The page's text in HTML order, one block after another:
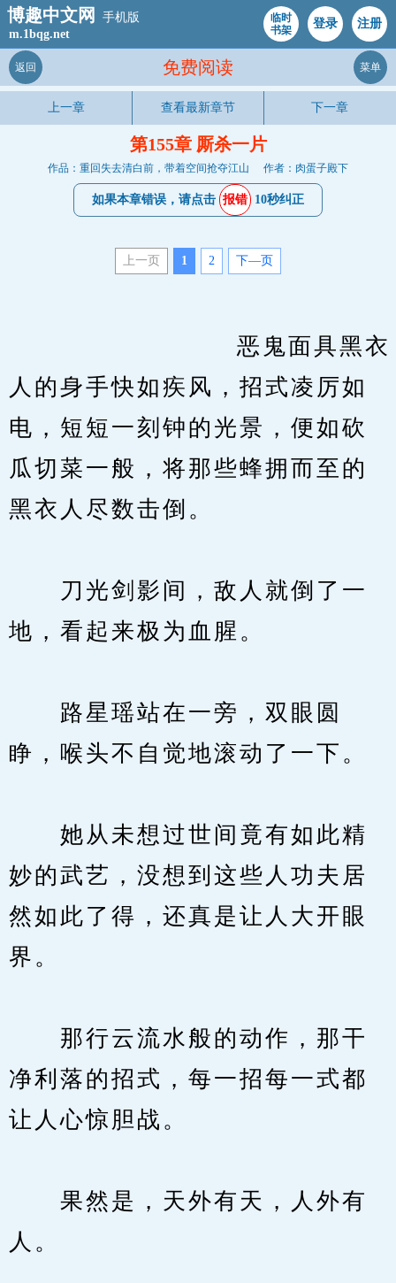
博趣中文网
手机版
m.1bqg.net
临时
书架
登录 注册
免费阅读
返回 菜单
上一章 查看最新章节 下一章
第155章 厮杀一片
作品：重回失去清白前，带着空间抢夺江山 作者：肉蛋子殿下
如果本章错误，请点击 报错 10秒纠正
上一页 1 2 下—页
恶鬼面具黑衣
人的身手快如疾风，招式凌厉如
电，短短一刻钟的光景，便如砍
瓜切菜一般，将那些蜂拥而至的
黑衣人尽数击倒。
刀光剑影间，敌人就倒了一
地，看起来极为血腥。
路星瑶站在一旁，双眼圆
睁，喉头不自觉地滚动了一下。
她从未想过世间竟有如此精
妙的武艺，没想到这些人功夫居
然如此了得，还真是让人大开眼
界。
那行云流水般的动作，那干
净利落的招式，每一招每一式都
让人心惊胆战。
果然是，天外有天，人外有
人。